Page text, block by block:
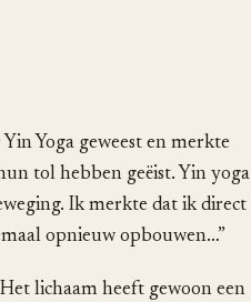
Yoga geweest en merkte
tol hebben geëist. Yin yoga
Ik merkte dat ik direct
opnieuw opbouwen…”
lichaam heeft gewoon een